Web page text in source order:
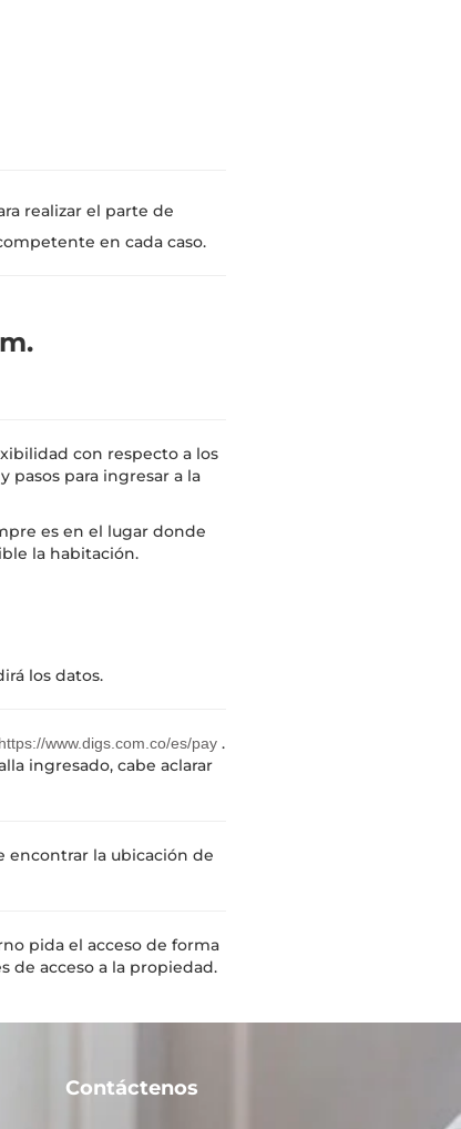
realizar el parte de
en cada caso.
con respecto a los
pasos para ingresar a la
es en el lugar donde
la habitación.
los datos.
https://www.digs.com.co/es/pay .
ingresado, cabe aclarar
encontrar la ubicación de
pida el acceso de forma
de acceso a la propiedad.
Contáctenos